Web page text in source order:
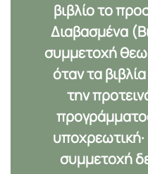
βιβλίο το
Διαβασμένα
συμμετοχή
όταν τα
την
συμμετοχή